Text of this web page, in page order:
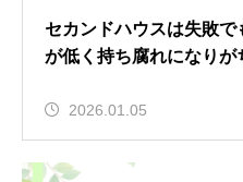
セカンドハウスは失敗
が低く持ち腐れになりが
2026.01.05